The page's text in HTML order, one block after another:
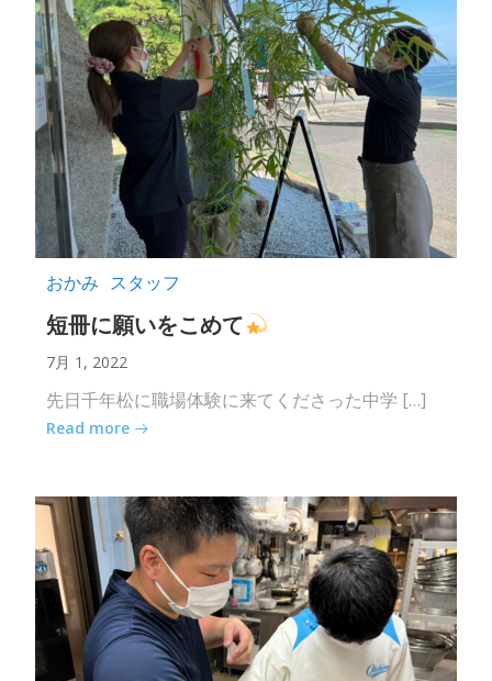
おかみ スタッフ
短冊に願いをこめて
7月 1, 2022
先日千年松に職場体験に来てくださった中学 […]
Read more